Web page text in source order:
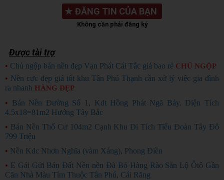
★ ĐĂNG TIN CỦA BẠN
Không cần phải đăng ký
Được tài trợ
• Chủ ngộp bán nền đẹp Vạn Phát Cái Tắc giá bao rẻ CHỦ NGỘP
• Nền cực đẹp giá tốt khu Tân Phú Thạnh cần xử lý việc gia đình
ra nhanh HÀNG ĐẸP
• Bán Nền Đường Số 1, Kdt Hồng Phát Ngã Bảy. Diện Tích
4.5x18=81m2 Hướng Tây Bắc
• Bán Nền Thổ Cư 104m2 Cạnh Khu Di Tích Tiểu Đoàn Tây Đô
799 Triệu
• Nền Kdc Nhơn Nghĩa (vàm Xáng), Phong Điền
• E Gái Gửi Bán Đất Nền nền Đã Bó Hàng Rào Sẵn Lộ Ôtô Gần
Căn Nhà Màu Tím Thuộc Tân Phú, Cái Răng